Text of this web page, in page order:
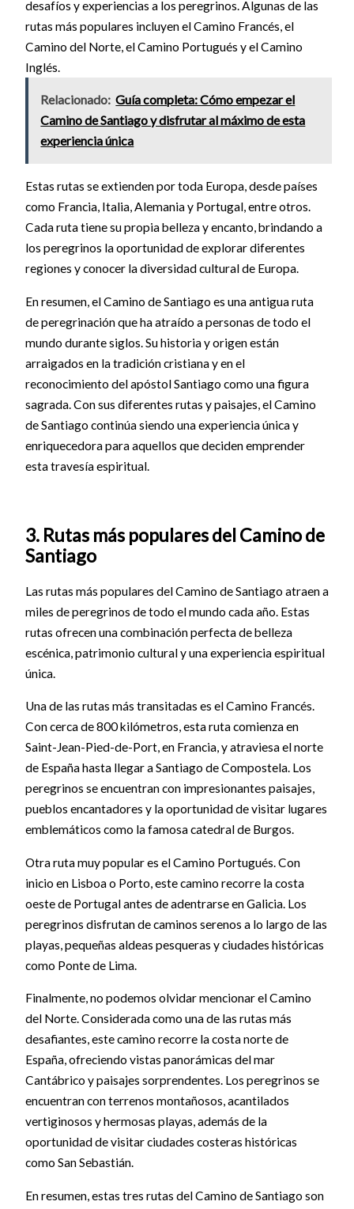
desafíos y experiencias a los peregrinos. Algunas de las
rutas más populares incluyen el Camino Francés, el
Camino del Norte, el Camino Portugués y el Camino
Inglés.
Relacionado: Guía completa: Cómo empezar el
Camino de Santiago y disfrutar al máximo de esta
experiencia única
Estas rutas se extienden por toda Europa, desde países
como Francia, Italia, Alemania y Portugal, entre otros.
Cada ruta tiene su propia belleza y encanto, brindando a
los peregrinos la oportunidad de explorar diferentes
regiones y conocer la diversidad cultural de Europa.
En resumen, el Camino de Santiago es una antigua ruta
de peregrinación que ha atraído a personas de todo el
mundo durante siglos. Su historia y origen están
arraigados en la tradición cristiana y en el
reconocimiento del apóstol Santiago como una figura
sagrada. Con sus diferentes rutas y paisajes, el Camino
de Santiago continúa siendo una experiencia única y
enriquecedora para aquellos que deciden emprender
esta travesía espiritual.
3. Rutas más populares del Camino de
Santiago
Las rutas más populares del Camino de Santiago atraen a
miles de peregrinos de todo el mundo cada año. Estas
rutas ofrecen una combinación perfecta de belleza
escénica, patrimonio cultural y una experiencia espiritual
única.
Una de las rutas más transitadas es el Camino Francés.
Con cerca de 800 kilómetros, esta ruta comienza en
Saint-Jean-Pied-de-Port, en Francia, y atraviesa el norte
de España hasta llegar a Santiago de Compostela. Los
peregrinos se encuentran con impresionantes paisajes,
pueblos encantadores y la oportunidad de visitar lugares
emblemáticos como la famosa catedral de Burgos.
Otra ruta muy popular es el Camino Portugués. Con
inicio en Lisboa o Porto, este camino recorre la costa
oeste de Portugal antes de adentrarse en Galicia. Los
peregrinos disfrutan de caminos serenos a lo largo de las
playas, pequeñas aldeas pesqueras y ciudades históricas
como Ponte de Lima.
Finalmente, no podemos olvidar mencionar el Camino
del Norte. Considerada como una de las rutas más
desafiantes, este camino recorre la costa norte de
España, ofreciendo vistas panorámicas del mar
Cantábrico y paisajes sorprendentes. Los peregrinos se
encuentran con terrenos montañosos, acantilados
vertiginosos y hermosas playas, además de la
oportunidad de visitar ciudades costeras históricas
como San Sebastián.
En resumen, estas tres rutas del Camino de Santiago son